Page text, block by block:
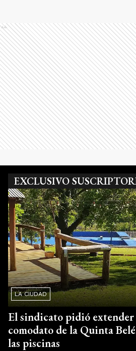
Ads
EXCLUSIVO
LA CIUDAD
El sindicato pidió extender
comodato de la Quinta
las piscinas